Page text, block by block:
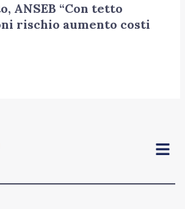
ANSEB “Con tetto
rischio aumento costi
Menu